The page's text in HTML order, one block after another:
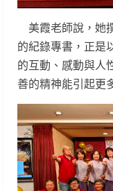
美霞老師說，她
的紀錄專書，正是
的互動、感動與人
善的精神能引起更